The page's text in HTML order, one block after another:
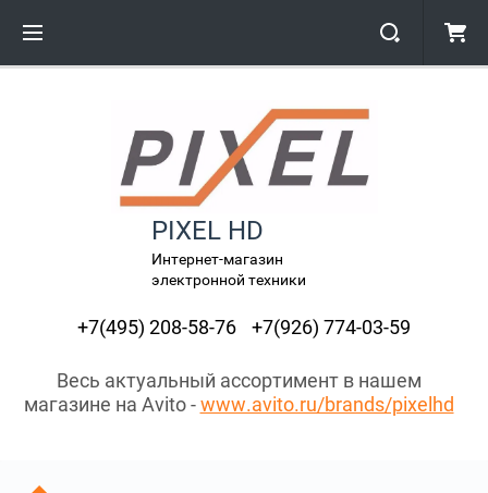
PIXEL HD
Интернет-магазин
электронной техники
+7(495) 208-58-76 +7(926) 774-03-59
Весь актуальный ассортимент в нашем
магазине на Avito -www.avito.ru/brands/pixelhd